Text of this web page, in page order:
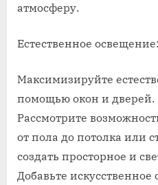
атмосферу.
Естественное освещение:
Максимизируйте
помощью окон и дверей.
Рассмотрите
от пола до потолка или
создать просторное и
Добавьте